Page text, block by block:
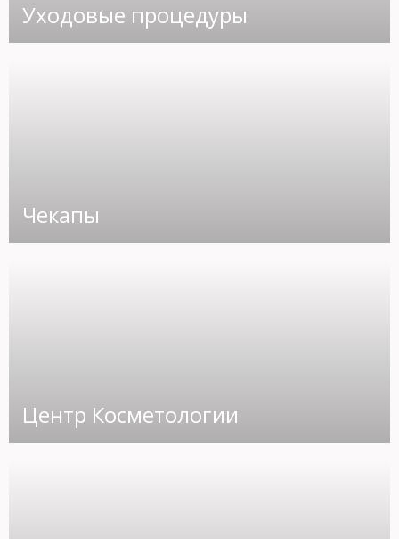
Уходовые процедуры
Чекапы
Центр Косметологии